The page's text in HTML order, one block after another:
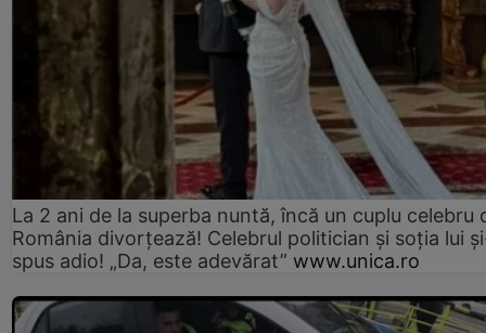
La 2 ani de la superba nuntă, încă un cuplu celebru
România divorțează! Celebrul politician și soția lui
spus adio! „Da, este adevărat” www.unica.ro